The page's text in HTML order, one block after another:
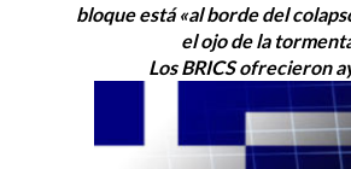
Unión
bloque está «al borde del
el ojo de la
Los BRICS ofrecieron